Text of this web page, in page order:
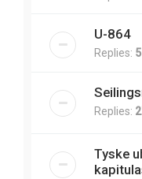
U-864
Replies: 5
Replies:
Tyske